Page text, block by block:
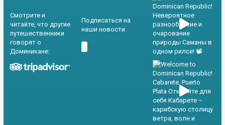
Смотрите и
читайте, что другие
путешественники
говорят о
Доминикане:
Подписаться на
наши новости